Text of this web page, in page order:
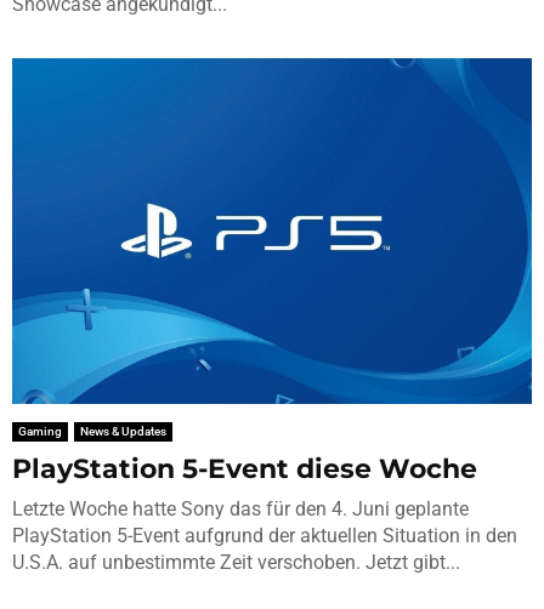
Gaming News & Updates
PlayStation 5-Event diese Woche
Letzte Woche hatte Sony das für den 4. Juni geplante
PlayStation 5-Event aufgrund der aktuellen Situation in den
U.S.A. auf unbestimmte Zeit verschoben. Jetzt gibt...